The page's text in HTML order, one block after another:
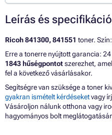
Leírás és
Ricoh 841300, 841551 toner. Szín:
Erre a tonerre nyújtott garancia:
1843 hűségpontotszerezhet,
fel a következő vásárlásakor.
Segítségre van szüksége a toner
gyakran ismételt kérdéseketvagy
Vásároljon nálunk otthona vagy
hagyományos bolt